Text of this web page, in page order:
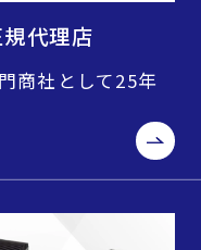
代理店
商社として25年